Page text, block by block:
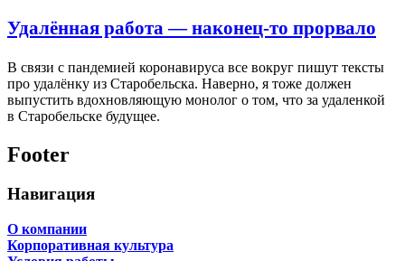
Удалённая работа — наконец-то прорвало
В связи с пандемией коронавируса все вокруг пишут тексты
про удалёнку из Старобельска. Наверно, я тоже должен
выпустить вдохновляющую монолог о том, что за удаленкой
в Старобельске будущее.
Footer
Навигация
О компании
Корпоративная культура